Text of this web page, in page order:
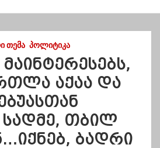
ᲗᲔᲛᲐ ᲞᲝᲚᲘᲢᲘᲙᲐ
აქაა და
თბილ
ბადრი